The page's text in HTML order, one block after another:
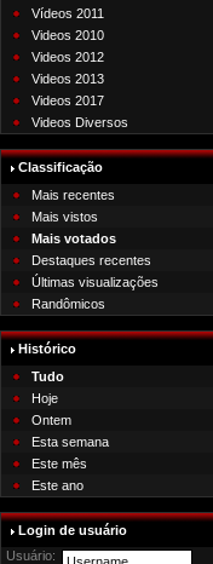
Vídeos 2011
Videos 2010
Videos 2012
Videos 2013
Videos 2017
Videos Diversos
Classificação
Mais recentes
Mais vistos
Mais votados
Destaques recentes
Últimas visualizações
Randômicos
Histórico
Tudo
Hoje
Ontem
Esta semana
Este mês
Este ano
Login de usuário
Usuário: